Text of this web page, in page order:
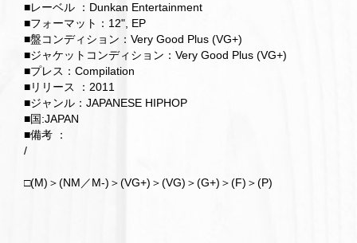
■レーベル ：Dunkan Entertainment
■フォーマット：12", EP
■盤コンディション：Very Good Plus (VG+)
■ジャケットコンディション：Very Good Plus (VG+)
■プレス：Compilation
■リリース ：2011
■ジャンル：JAPANESE HIPHOP
■国:JAPAN
■備考 ：
/
□(M)＞(NM／M-)＞(VG+)＞(VG)＞(G+)＞(F)＞(P)